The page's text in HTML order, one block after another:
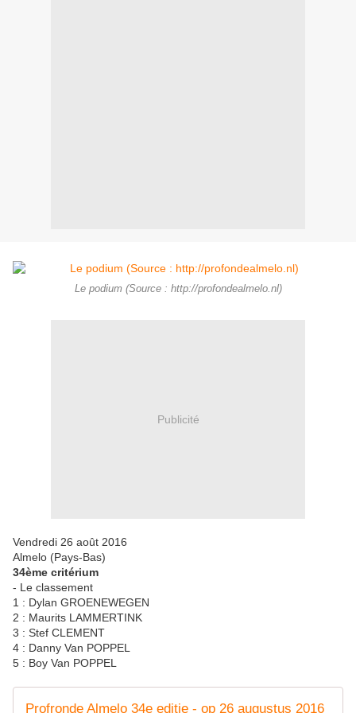
Le podium (Source : http://profondealmelo.nl)
Publicité
Vendredi 26 août 2016
Almelo (Pays-Bas)
34ème critérium
- Le classement
1 : Dylan GROENEWEGEN
2 : Maurits LAMMERTINK
3 : Stef CLEMENT
4 : Danny Van POPPEL
5 : Boy Van POPPEL
Profronde Almelo 34e editie - op 26 augustus 2016